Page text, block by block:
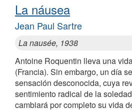
La náusea
Jean Paul Sartre
La nausée, 1938
Antoine Roquentin lleva una
(Francia). Sin embargo, un día
sensación desconocida, cuya
sentimiento radical de la
cambiará por completo su vida